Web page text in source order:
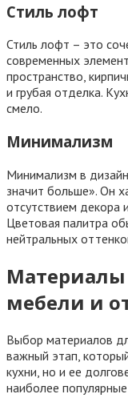
Стиль лофт
Стиль лофт – это
современных
пространство,
и грубая отделка.
смело.
Минимализм
Минимализм в
значит больше». Он
отсутствием декора
Цветовая палитра
нейтральных
Материалы
мебели и
Выбор материалов
важный этап,
кухни, но и ее
наиболее